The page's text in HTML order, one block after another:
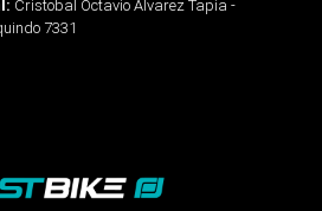
Cristobal Octavio Alvarez Tapia -
7331